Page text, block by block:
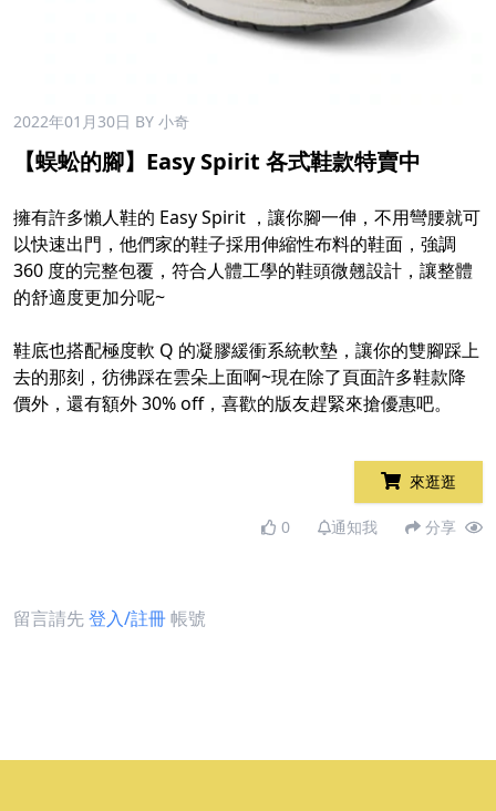
2022年01月30日 BY 小奇
【蜈蚣的腳】Easy Spirit 各式鞋款特賣中
擁有許多懶人鞋的 Easy Spirit ，讓你腳一伸，不用彎腰就可
以快速出門，他們家的鞋子採用伸縮性布料的鞋面，強調
360 度的完整包覆，符合人體工學的鞋頭微翹設計，讓整體
的舒適度更加分呢~
鞋底也搭配極度軟 Q 的凝膠緩衝系統軟墊，讓你的雙腳踩上
去的那刻，彷彿踩在雲朵上面啊~現在除了頁面許多鞋款降
價外，還有額外 30% off，喜歡的版友趕緊來搶優惠吧。
來逛逛
0 通知我 分享
留言請先登入/註冊帳號